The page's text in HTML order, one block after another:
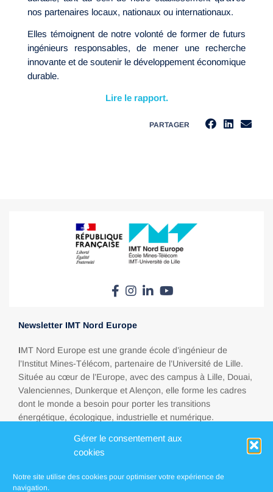
Gérer le consentement aux
cookies
Notre site utilise des cookies pour optimiser votre expérience de
navigation.
nos partenaires locaux, nationaux ou internationaux.
Elles témoignent de notre volonté de former de futurs
ingénieurs responsables, de mener une recherche
innovante et de soutenir le développement économique
durable.
Lire le rapport.
PARTAGER
Newsletter IMT Nord Europe
IMT Nord Europe est une grande école d’ingénieur de
l’Institut Mines-Télécom, partenaire de l’Université de Lille.
Située au cœur de l’Europe, avec des campus à Lille, Douai,
Valenciennes, Dunkerque et Alençon, elle forme les cadres
dont le monde a besoin pour porter les transitions
énergétique, écologique, industrielle et numérique.
FAQ